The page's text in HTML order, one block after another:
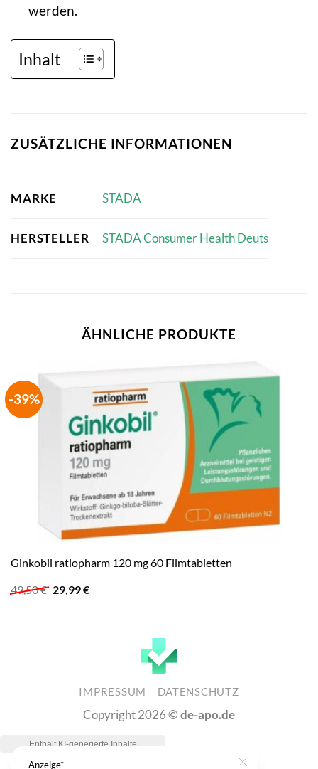
werden.
Inhalt
ZUSÄTZLICHE INFORMATIONEN
MARKE STADA
HERSTELLER STADA Consumer Health Deuts
ÄHNLICHE PRODUKTE
-39%
Ginkobil ratiopharm 120 mg 60 Filmtabletten
49,50€ Ursprünglicher
Preis
29,99€Aktueller
IMPRESSUM DATENSCHUTZ
Copyright 2026 ©de-apo.de
Anzeige*